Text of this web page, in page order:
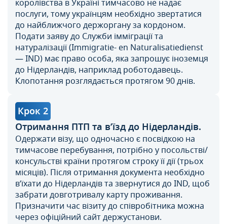
королівства в Україні тимчасово не надає
послуги, тому українцям необхідно звертатися
до найближчого держоргану за кордоном.
Подати заяву до Служби імміграції та
натуралізації (Immigratie- en Naturalisatiedienst
— IND) має право особа, яка запрошує іноземця
до Нідерландів, наприклад роботодавець.
Клопотання розглядається протягом 90 днів.
Крок 2
Отримання ПТП та в’їзд до Нідерландів.
Одержати візу, що одночасно є посвідкою на
тимчасове перебування, потрібно у посольстві/
консульстві країни протягом строку її дії (трьох
місяців). Після отримання документа необхідно
в’їхати до Нідерландів та звернутися до IND, щоб
забрати довготривалу карту проживання.
Призначити час візиту до співробітника можна
через офіційний сайт держустанови.